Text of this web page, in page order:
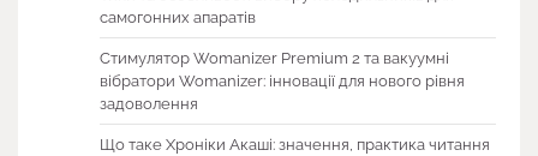
самогонних апаратів
Стимулятор Womanizer Premium 2 та вакуумні
вібратори Womanizer: інновації для нового рівня
задоволення
Що таке Хроніки Акаші: значення, практика читання